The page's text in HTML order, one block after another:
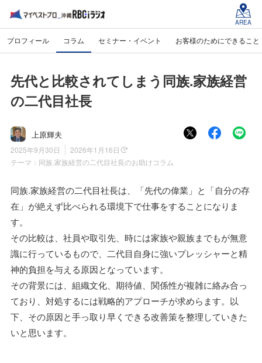
AREA
プロフィール コラム セミナー・イベント お客様のためにできること
先代と比較されてしまう同族.家族経営
の二代目社長
上原輝夫
2025年9月30日
2026年1月16日
テーマ： 同族.家族経営の二代目社長のお助けコラム
同族.家族経営の二代目社長は、「先代の偉業」と「自分の存
在」が絶えず比べられる環境下で仕事をすることになりま
す。
その比較は、社員や取引先、時には家族や親族までもが無意
識に行っているもので、二代目自身に強いプレッシャーと精
神的負担を与える原因となっています。
その背景には、組織文化、期待値、関係性が複雑に絡み合っ
ており、対処するには戦略的アプローチが求めらます。以
下、その原因と手っ取り早くできる改善策を整理していきた
いと思います。